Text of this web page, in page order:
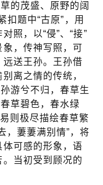
的茂盛、原野的阔
扣题中“古原”，用
照，以“侵”、“接”
，传神写照，可
送王孙。王孙借
离之情的传统，
游兮不归，春草生
草碧色，春水绿
则极尽描绘春草繁
，萋萋满别情”，将
可感的形象，语
当初受到顾况的